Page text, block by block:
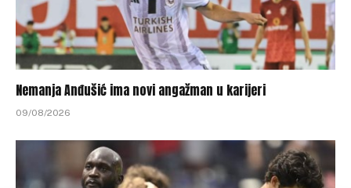
Nemanja Anđušić ima novi angažman u karijeri
09/08/2026